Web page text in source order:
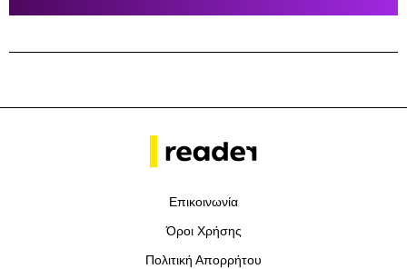
Επικοινωνία
Όροι Χρήσης
Πολιτική Απορρήτου